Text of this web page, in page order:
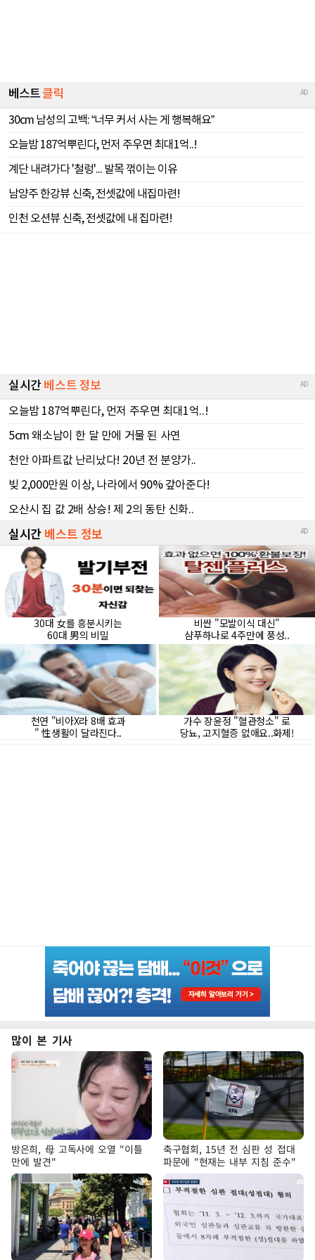
많이 본 기사
방은희, 母 고독사에 오열 "이틀
만에 발견"
축구협회, 15년 전 심판 성 접대
파문에 "현재는 내부 지침 준수"